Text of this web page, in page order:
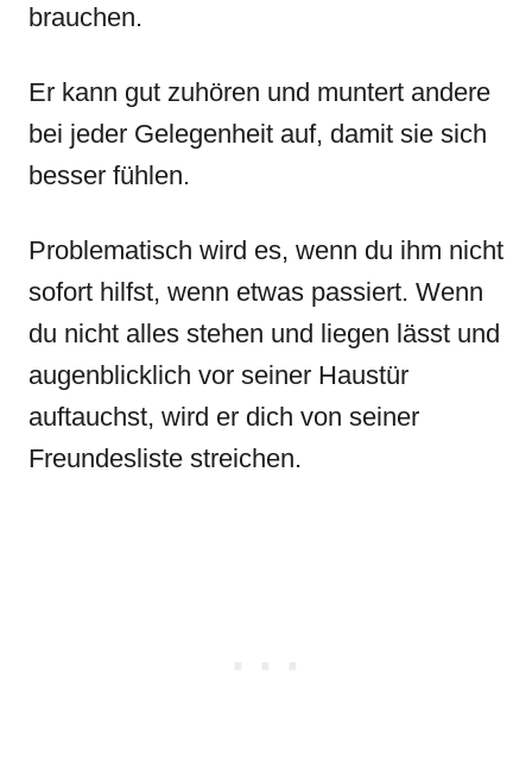
brauchen.
Er kann gut zuhören und muntert andere
bei jeder Gelegenheit auf, damit sie sich
besser fühlen.
Problematisch wird es, wenn du ihm nicht
sofort hilfst, wenn etwas passiert. Wenn
du nicht alles stehen und liegen lässt und
augenblicklich vor seiner Haustür
auftauchst, wird er dich von seiner
Freundesliste streichen.